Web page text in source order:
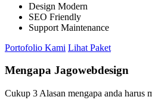
Design Modern
SEO Friendly
Support Maintenance
Portofolio Kami Lihat Paket
Mengapa Jagowebdesign
Cukup 3 Alasan mengapa anda harus